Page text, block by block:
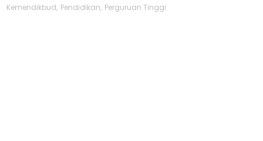
Kemendikbud, Pendidikan, Perguruan Tinggi